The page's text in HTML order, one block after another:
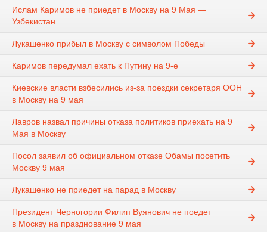
Ислам Каримов не приедет в Москву на 9 Мая —
Узбекистан
Лукашенко прибыл в Москву c символом Победы
Каримов передумал ехать к Путину на 9-е
Киевские власти взбесились из-за поездки секретаря ООН
в Москву на 9 мая
Лавров назвал причины отказа политиков приехать на 9
Мая в Москву
Посол заявил об официальном отказе Обамы посетить
Москву 9 мая
Лукашенко не приедет на парад в Москву
Президент Черногории Филип Вуянович не поедет
в Москву на празднование 9 мая